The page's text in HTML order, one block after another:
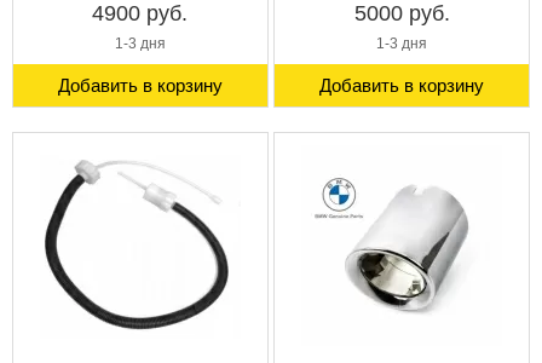
4900 руб.
1-3 дня
Добавить в корзину
5000 руб.
1-3 дня
Добавить в корзину